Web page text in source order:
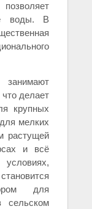
воды. В
делает
крупных
мелких
растущей
и всё
для
сельском